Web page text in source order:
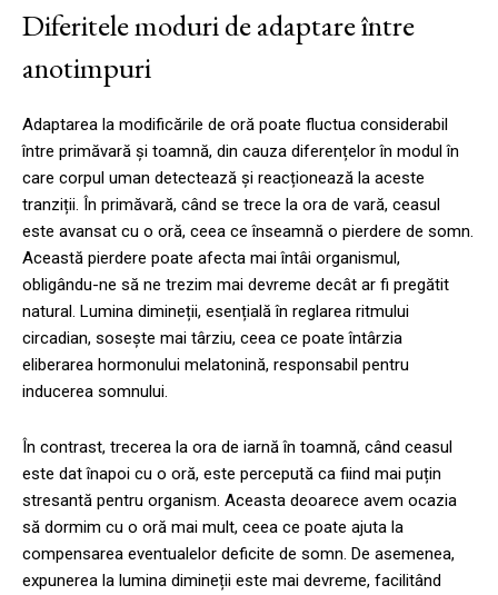
Diferitele moduri de adaptare între
anotimpuri
Adaptarea la modificările de oră poate fluctua considerabil
între primăvară și toamnă, din cauza diferențelor în modul în
care corpul uman detectează și reacționează la aceste
tranziții. În primăvară, când se trece la ora de vară, ceasul
este avansat cu o oră, ceea ce înseamnă o pierdere de somn.
Această pierdere poate afecta mai întâi organismul,
obligându-ne să ne trezim mai devreme decât ar fi pregătit
natural. Lumina dimineții, esențială în reglarea ritmului
circadian, sosește mai târziu, ceea ce poate întârzia
eliberarea hormonului melatonină, responsabil pentru
inducerea somnului.
În contrast, trecerea la ora de iarnă în toamnă, când ceasul
este dat înapoi cu o oră, este percepută ca fiind mai puțin
stresantă pentru organism. Aceasta deoarece avem ocazia
să dormim cu o oră mai mult, ceea ce poate ajuta la
compensarea eventualelor deficite de somn. De asemenea,
expunerea la lumina dimineții este mai devreme, facilitând